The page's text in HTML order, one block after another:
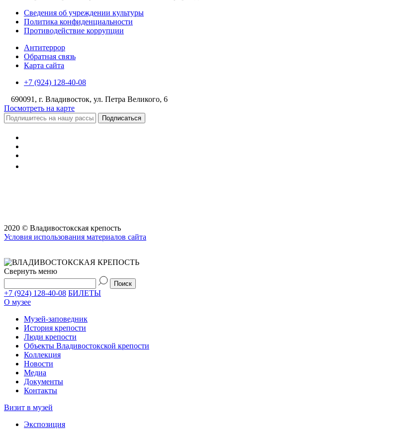
Сведения об учреждении культуры
Политика конфиденциальности
Противодействие коррупции
Антитеррор
Обратная связь
Карта сайта
+7 (924) 128-40-08
690091, г. Владивосток, ул. Петра Великого, 6
Посмотреть на карте
Подписаться
2020 © Владивостокская крепость
Условия использования материалов сайта
Свернуть меню
+7 (924) 128-40-08 БИЛЕТЫ
О музее
Музей-заповедник
История крепости
Люди крепости
Объекты Владивостокской крепости
Коллекция
Новости
Медиа
Документы
Контакты
Визит в музей
Экспозиция